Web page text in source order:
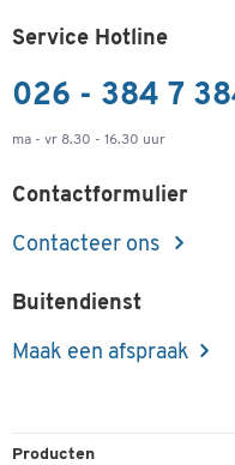
Service Hotline
026 - 384 7
ma - vr 8.30 - 16.30 uur
Contactformulier
Contacteer ons
Buitendienst
Maak een afspraak
Producten